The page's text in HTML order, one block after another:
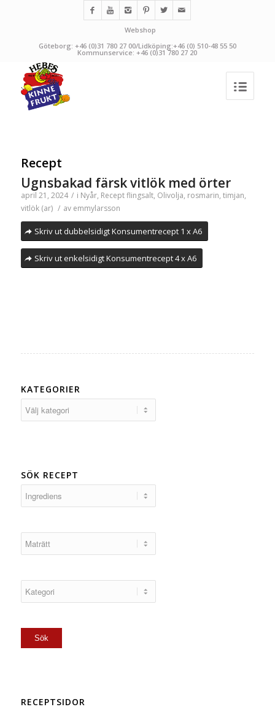
Webshop
Göteborg: +46 (0)31 780 27 00/Lidköping:+46 (0) 510-48 55 50
Kommunservice: +46 (0)31 780 27 20
Recept
Ugnsbakad färsk vitlök med örter
april 21, 2024 / i Nyår, Recept flingsalt, Olivolja, rosmarin, timjan,
vitlök (ar) / av emmylarsson
Skriv ut dubbelsidigt Konsumentrecept 1 x A6
Skriv ut enkelsidigt Konsumentrecept 4 x A6
KATEGORIER
SÖK RECEPT
RECEPTSIDOR